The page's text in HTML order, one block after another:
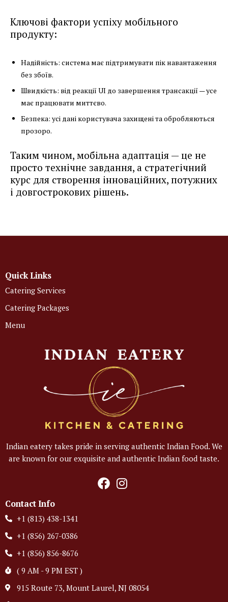
Ключові фактори успіху мобільного
продукту:
Надійність: система має підтримувати пік навантаження
без збоїв.
Швидкість: від реакції UI до завершення трансакції — усе
має працювати миттєво.
Безпека: усі дані користувача захищені та обробляються
прозоро.
Таким чином, мобільна адаптація — це не
просто технічне завдання, а стратегічний
курс для створення інноваційних, потужних
і довгострокових рішень.
Quick Links
Catering Services
Catering Packages
Menu
Indian eatery takes pride in serving authentic Indian Food. We
are known for our exquisite and authentic Indian food taste.
Contact Info
+1 (813) 438-1341
+1 (856) 267-0386
+1 (856) 856-8676
( 9 AM - 9 PM EST )
915 Route 73, Mount Laurel, NJ 08054